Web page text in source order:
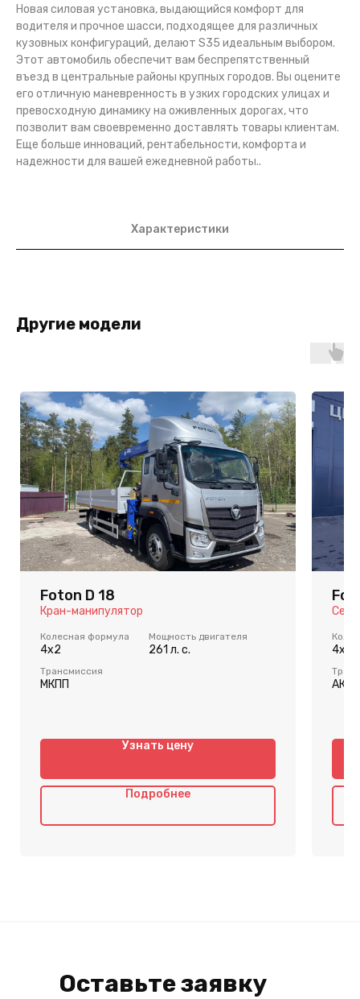
Новая силовая установка, выдающийся комфорт для
водителя и прочное шасси, подходящее для различных
кузовных конфигураций, делают S35 идеальным выбором.
Этот автомобиль обеспечит вам беспрепятственный
въезд в центральные районы крупных городов. Вы оцените
его отличную маневренность в узких городских улицах и
превосходную динамику на оживленных дорогах, что
позволит вам своевременно доставлять товары клиентам.
Еще больше инноваций, рентабельности, комфорта и
надежности для вашей ежедневной работы..
Характеристики
Другие модели
Foton D 18
Кран-манипулятор
Колесная формула
4x2
Мощность двигателя
261 л. с.
Трансмиссия
МКПП
Подробнее
Узнать цену
4x2
АКПП
Оставьте заявку